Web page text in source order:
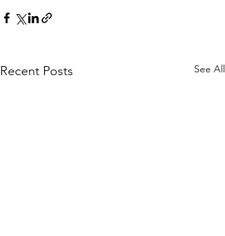
Recent Posts See All